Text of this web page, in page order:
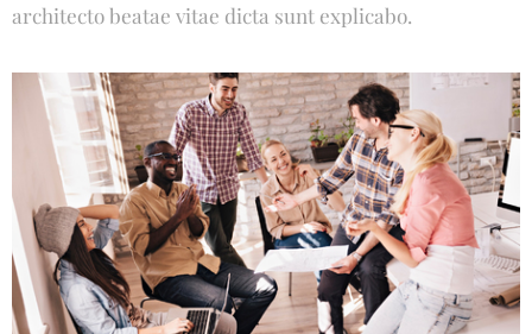
architecto beatae vitae dicta sunt explicabo.